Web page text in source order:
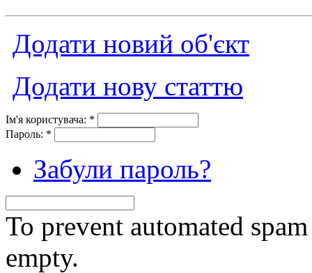
Додати новий об'єкт
Додати нову статтю
Ім'я користувача: *
Пароль: *
Забули пароль?
To prevent automated
empty.